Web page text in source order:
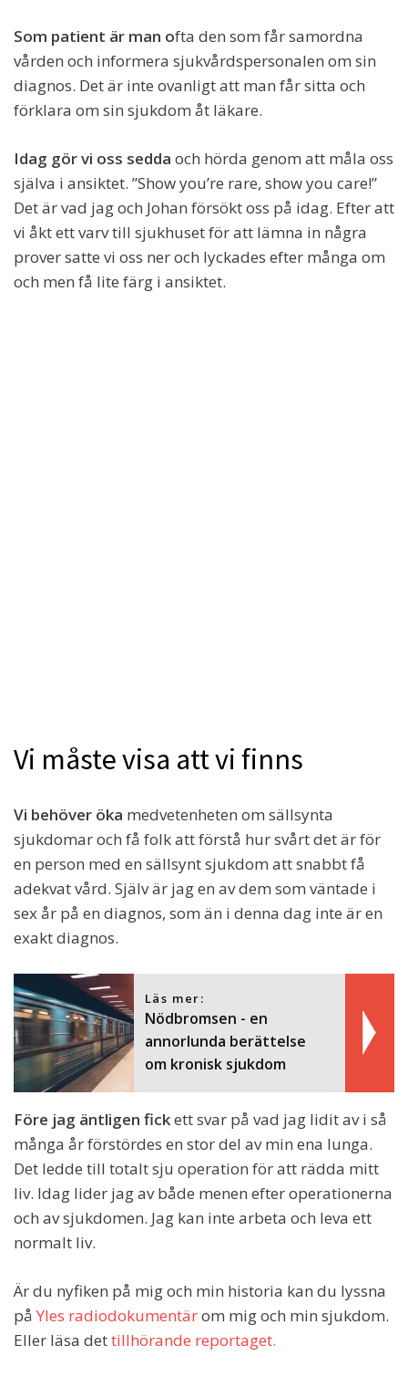
Som patient är man ofta den som får samordna
vården och informera sjukvårdspersonalen om sin
diagnos. Det är inte ovanligt att man får sitta och
förklara om sin sjukdom åt läkare.
Idag gör vi oss sedda och hörda genom att måla oss
själva i ansiktet. ”Show you’re rare, show you care!”
Det är vad jag och Johan försökt oss på idag. Efter att
vi åkt ett varv till sjukhuset för att lämna in några
prover satte vi oss ner och lyckades efter många om
och men få lite färg i ansiktet.
Vi måste visa att vi finns
Vi behöver öka medvetenheten om sällsynta
sjukdomar och få folk att förstå hur svårt det är för
en person med en sällsynt sjukdom att snabbt få
adekvat vård. Själv är jag en av dem som väntade i
sex år på en diagnos, som än i denna dag inte är en
exakt diagnos.
Läs mer:
Nödbromsen - en
annorlunda berättelse
om kronisk sjukdom
Före jag äntligen fickett svar på vad jag lidit av i så
många år förstördes en stor del av min ena lunga.
Det ledde till totalt sju operation för att rädda mitt
liv. Idag lider jag av både menen efter operationerna
och av sjukdomen. Jag kan inte arbeta och leva ett
normalt liv.
Är du nyfiken på mig och min historia kan du lyssna
på Yles radiodokumentärom mig och min sjukdom.
Eller läsa dettillhörande reportaget.